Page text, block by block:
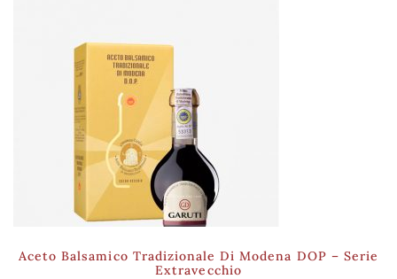
Aceto Balsamico Tradizionale Di Modena DOP – Serie
Extravecchio